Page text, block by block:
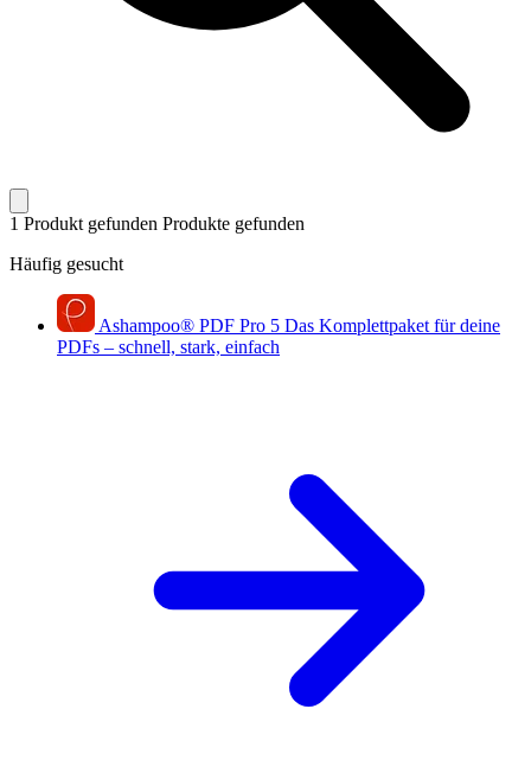
1 Produkt gefunden Produkte gefunden
Häufig gesucht
Ashampoo® PDF Pro 5 Das Komplettpaket für deine
PDFs – schnell, stark, einfach